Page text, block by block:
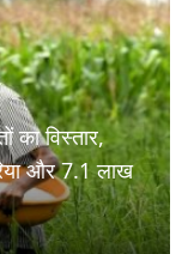
का विस्तार,
और 7.1 लाख